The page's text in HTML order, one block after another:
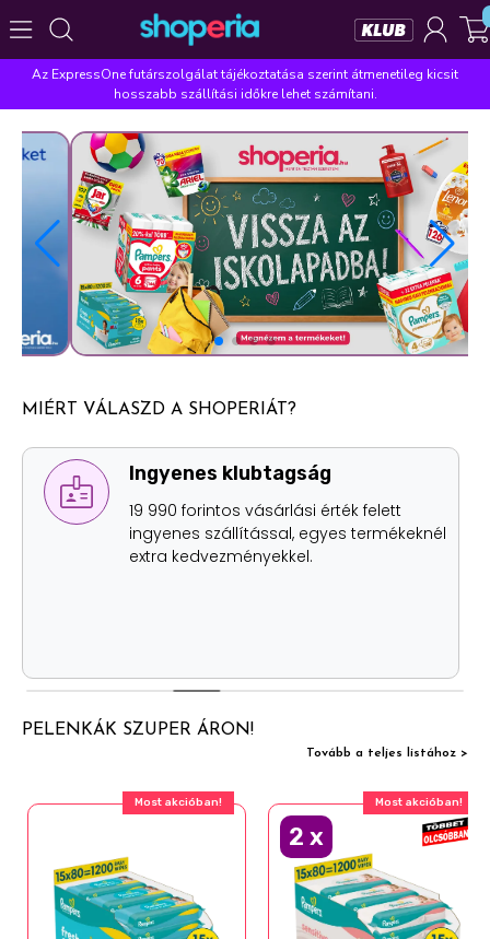
Népszerű kategóriák
Szépségápolás Élelmiszer Mosás Mosogatás
Takarítás Baba-mama Háztartás
Népszerű márkák
Pampers Lenor Violeta Coccolino Silan
Népszerű keresések
leukoplast ariel lenor finish pampers
Az ExpressOne futárszolgálat tájékoztatása szerint átmenetileg kicsit
hosszabb szállítási időkre lehet számítani.
MIÉRT VÁLASZD A SHOPERIÁT?
Ingyenes személyes átvételi
lehetőség
Értékhatártól függetlenül, szállítási
költség nélkül két helyen is átveheted
PELENKÁK SZUPER ÁRON!
Tovább a teljes listához >
Most akcióban! Most akcióban!
2 x